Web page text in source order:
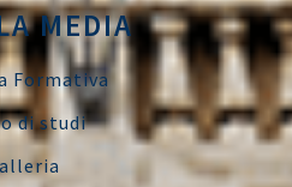
MEDIA
Formativa
di studi